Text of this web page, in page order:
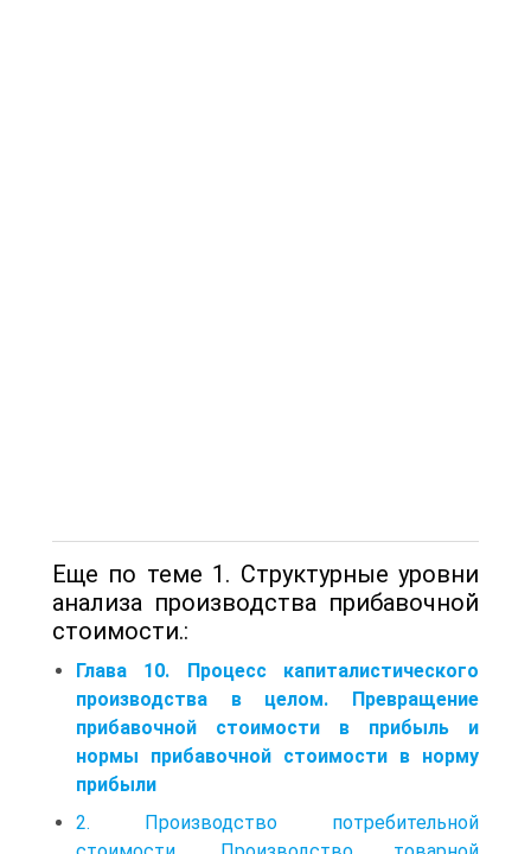
Еще по теме 1. Структурные уровни
анализа производства прибавочной
стоимости.:
Глава 10. Процесс капиталистического
производства в целом. Превращение
прибавочной стоимости в прибыль и
нормы прибавочной стоимости в норму
прибыли
2. Производство потребительной